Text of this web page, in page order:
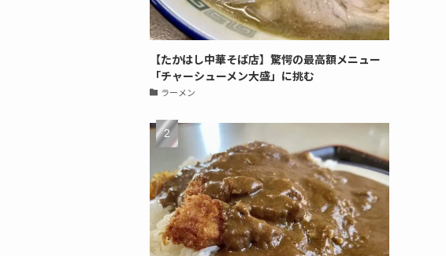
【たかはし中華そば店】驚愕の最高額メニュー
「チャーシューメン大盛」に挑む
ラーメン